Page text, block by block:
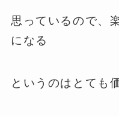
思っているので、
になる
というのはとても